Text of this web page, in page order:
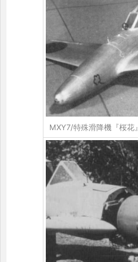
MXY7/特殊滑降機『桜花』